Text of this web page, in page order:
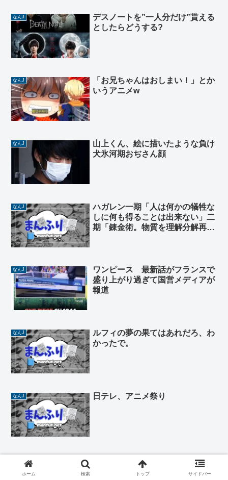
なんJ
デスノートを”一人分だけ”貰える
としたらどうする?
なんJ
「お兄ちゃんはおしまい！」とか
いうアニメw
なんJ
山上くん、絵に描いたような負け
犬氷河期おぢさん顔
なんJ
ハガレン一期「人は何かの犠牲な
しに何も得ることは出来ない」二
期「錬金術。物質を理解分解再構
なんJ
ワンピース 最新話がフランスで
盛り上がり過ぎて国営メディアが
報道
なんJ
ルフィの夢の果てはあれだろ、わ
かったで。
なんJ 日テレ、アニメ祭り
ツイ絵師「ほいw 深いっしょ
w」 ツイ豚「ぎゃああああ
ホーム 検索 トップ サイドバー